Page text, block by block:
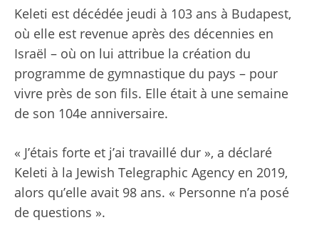
Keleti est décédée jeudi à 103 ans à Budapest,
où elle est revenue après des décennies en
Israël – où on lui attribue la création du
programme de gymnastique du pays – pour
vivre près de son fils. Elle était à une semaine
de son 104e anniversaire.
« J’étais forte et j’ai travaillé dur », a déclaré
Keleti à la Jewish Telegraphic Agency en 2019,
alors qu’elle avait 98 ans. « Personne n’a posé
de questions ».